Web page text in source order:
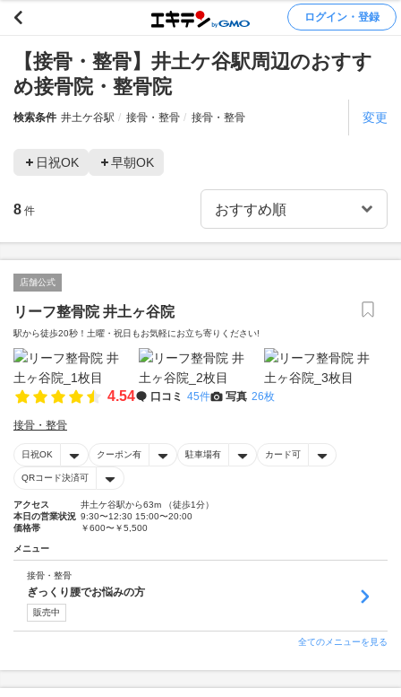
ログイン・登録
【接骨・整骨】井土ケ谷駅周辺のおすす
め接骨院・整骨院
検索条件 井土ケ谷駅 接骨・整骨 接骨・整骨 変更
日祝OK 早朝OK
8 件
店舗公式
リーフ整骨院 井土ヶ谷院
駅から徒歩20秒！土曜・祝日もお気軽にお立ち寄りください!
4.54 口コミ 45件 写真 26枚
接骨・整骨
日祝OK クーポン有 駐車場有 カード可
QRコード決済可
アクセス
井土ケ谷駅から63m （徒歩1分）
本日の営業状況 9:30〜12:30 15:00〜20:00
価格帯
￥600〜￥5,500
メニュー
接骨・整骨
ぎっくり腰でお悩みの方
販売中
全てのメニューを見る